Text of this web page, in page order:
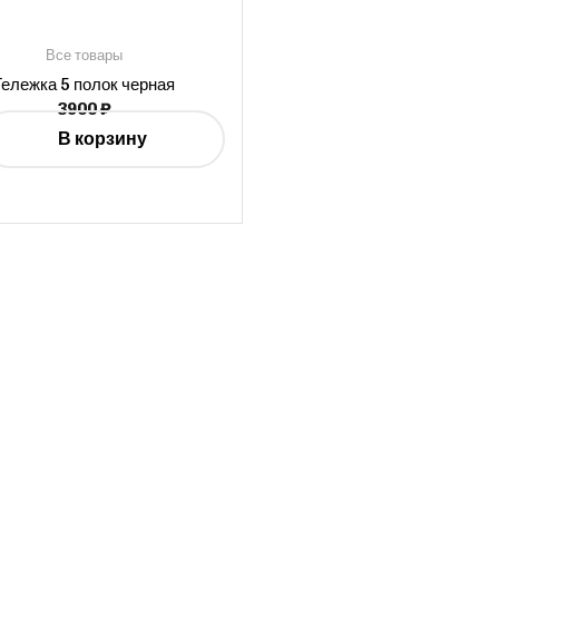
Все товары
5 полок черная
3900₽
В корзину